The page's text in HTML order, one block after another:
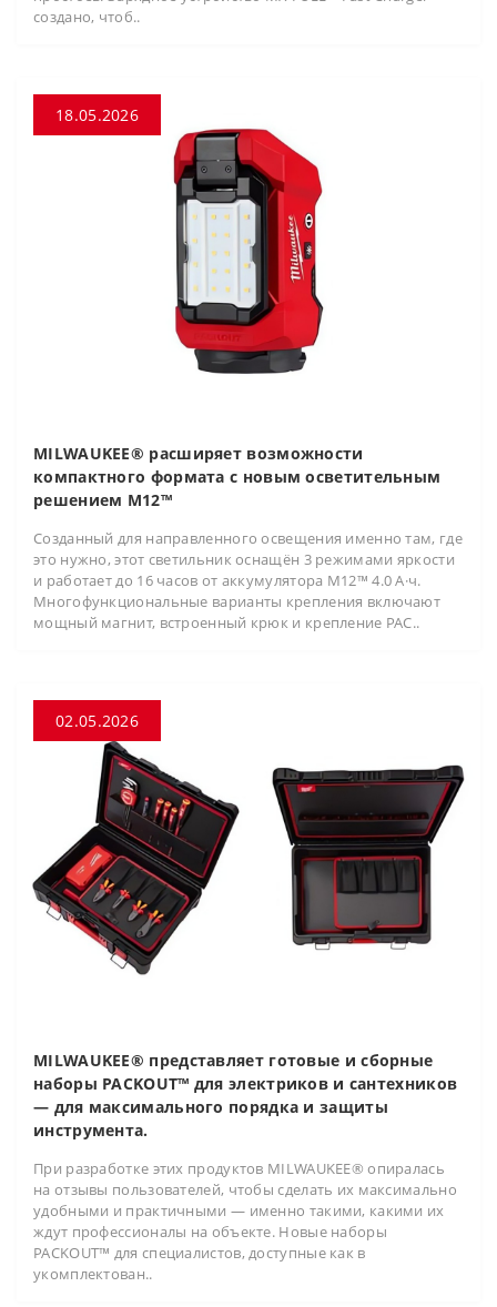
создано, чтоб..
18.05.2026
MILWAUKEE® расширяет возможности
компактного формата с новым осветительным
решением M12™
Созданный для направленного освещения именно там, где
это нужно, этот светильник оснащён 3 режимами яркости
и работает до 16 часов от аккумулятора M12™ 4.0 А·ч.
Многофункциональные варианты крепления включают
мощный магнит, встроенный крюк и крепление PAC..
02.05.2026
MILWAUKEE® представляет готовые и сборные
наборы PACKOUT™ для электриков и сантехников
— для максимального порядка и защиты
инструмента.
При разработке этих продуктов MILWAUKEE® опиралась
на отзывы пользователей, чтобы сделать их максимально
удобными и практичными — именно такими, какими их
ждут профессионалы на объекте. Новые наборы
PACKOUT™ для специалистов, доступные как в
укомплектован..